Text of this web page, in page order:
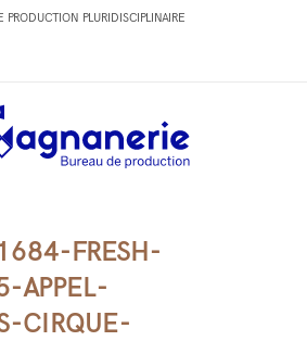
PRODUCTION PLURIDISCIPLINAIRE
FRESH-
APPEL-
CIRQUE-